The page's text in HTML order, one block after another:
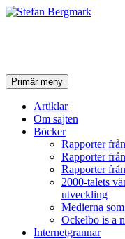
SökPrimär meny Hoppa
till
innehåll
Artiklar
Om sajten
Böcker
Rapporter
Rapporter
Rapporter
2000-talets
utveckling
Medierna
Ockelbo is a
Internetgrannar